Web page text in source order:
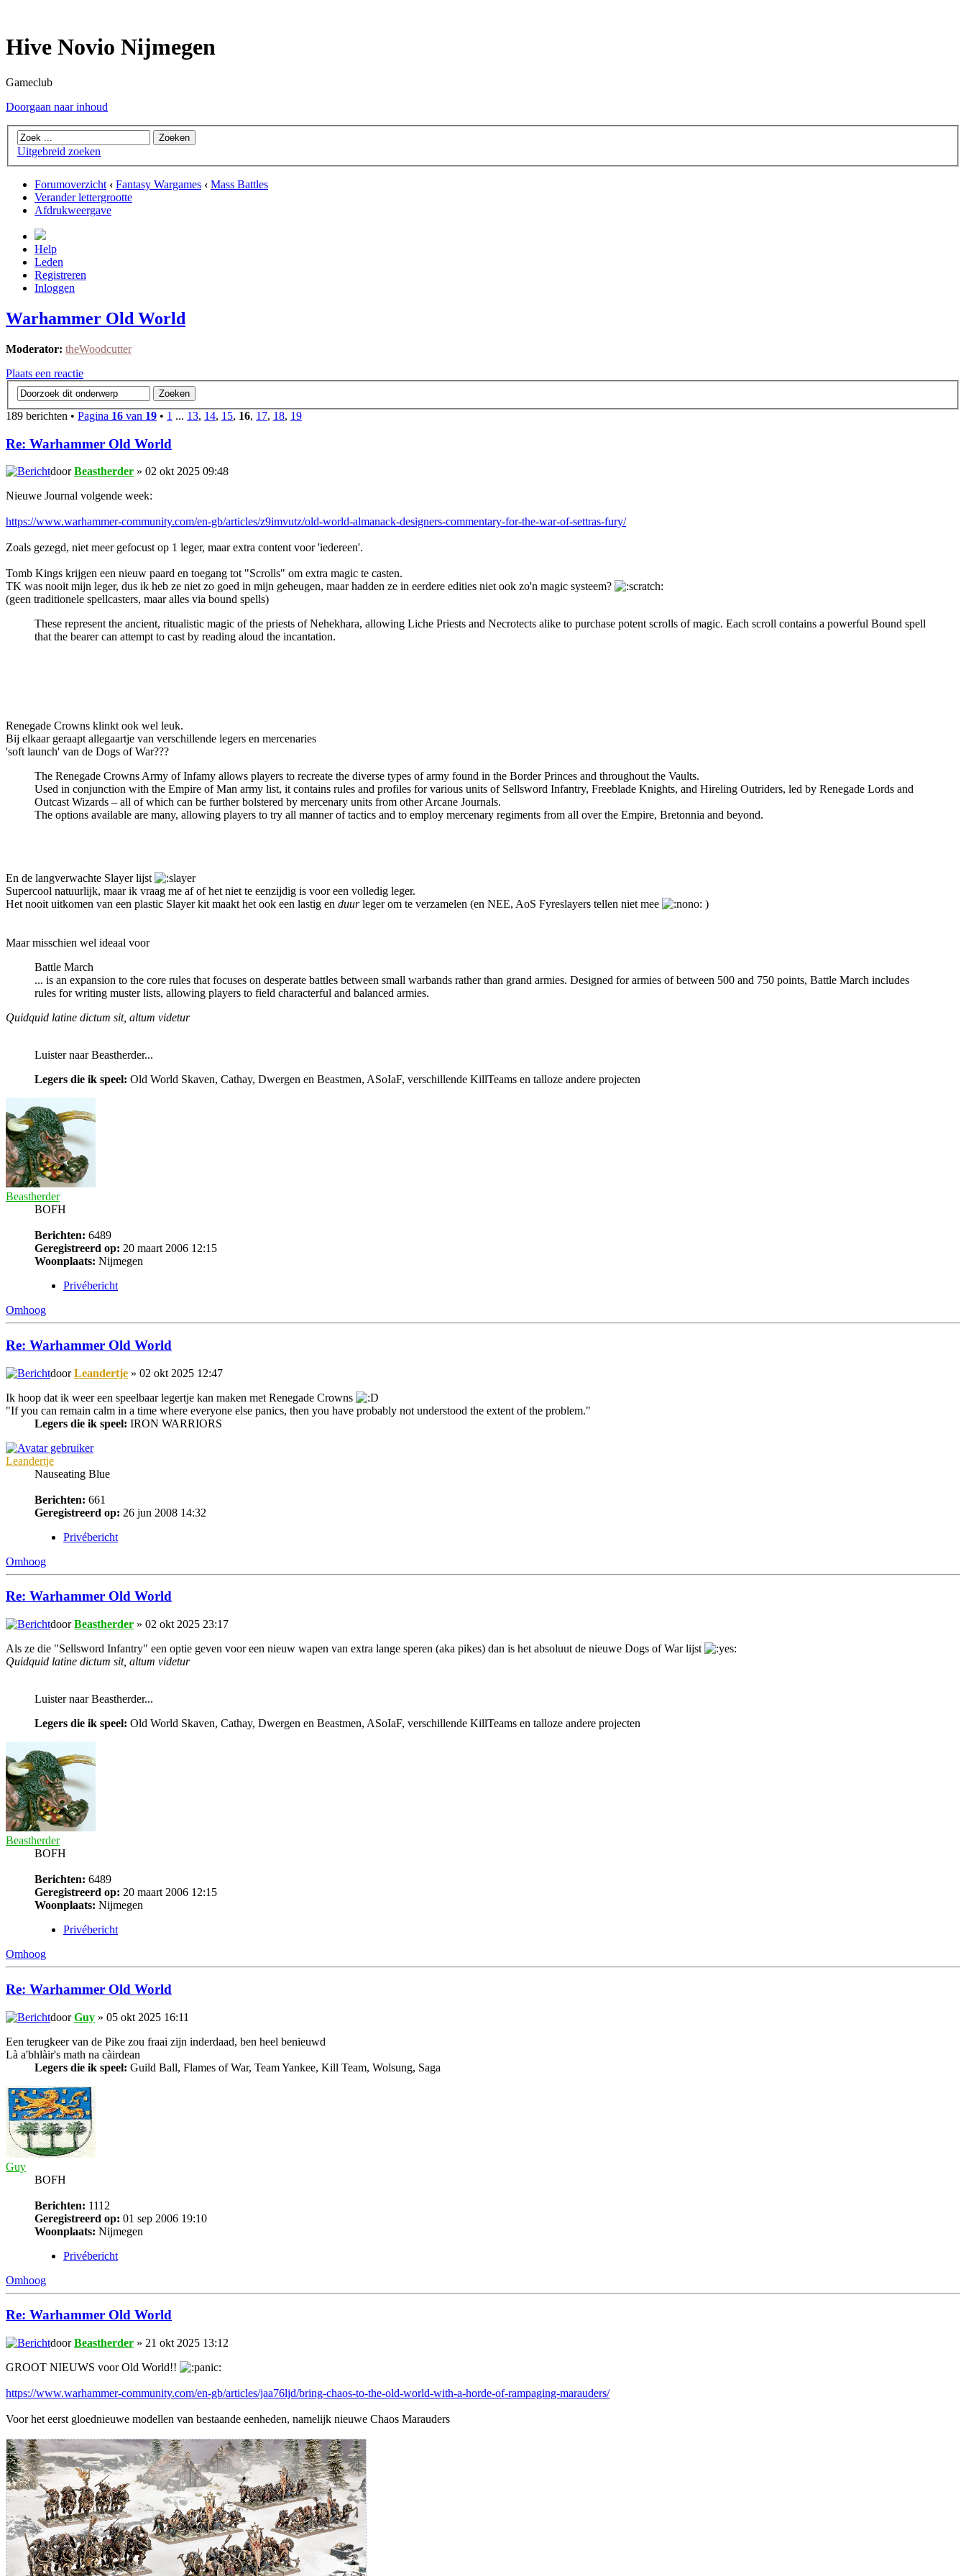
Hive Novio Nijmegen
Gameclub
Doorgaan naar inhoud
Uitgebreid zoeken
Forumoverzicht ‹ Fantasy Wargames ‹ Mass Battles
Verander lettergrootte
Afdrukweergave
Help
Leden
Registreren
Inloggen
Warhammer Old World
Moderator: theWoodcutter
Plaats een reactie
189 berichten • Pagina 16 van 19 • 1 ... 13, 14, 15, 16, 17, 18, 19
Re: Warhammer Old World
doorBeastherder » 02 okt 2025 09:48
Nieuwe Journal volgende week:
https://www.warhammer-community.com/en-gb/articles/z9imvutz/old-world-almanack-designers-commentary-for-the-war-of-settras-fury/
Zoals gezegd, niet meer gefocust op 1 leger, maar extra content voor 'iedereen'.
Tomb Kings krijgen een nieuw paard en toegang tot "Scrolls" om extra magic te casten.
TK was nooit mijn leger, dus ik heb ze niet zo goed in mijn geheugen, maar hadden ze in eerdere edities niet ook zo'n magic systeem?
(geen traditionele spellcasters, maar alles via bound spells)
These represent the ancient, ritualistic magic of the priests of Nehekhara, allowing Liche Priests and Necrotects alike to purchase potent scrolls of magic. Each scroll contains a powerful Bound spell
that the bearer can attempt to cast by reading aloud the incantation.
Renegade Crowns klinkt ook wel leuk.
Bij elkaar geraapt allegaartje van verschillende legers en mercenaries
'soft launch' van de Dogs of War???
The Renegade Crowns Army of Infamy allows players to recreate the diverse types of army found in the Border Princes and throughout the Vaults.
Used in conjunction with the Empire of Man army list, it contains rules and profiles for various units of Sellsword Infantry, Freeblade Knights, and Hireling Outriders, led by Renegade Lords and
Outcast Wizards – all of which can be further bolstered by mercenary units from other Arcane Journals.
The options available are many, allowing players to try all manner of tactics and to employ mercenary regiments from all over the Empire, Bretonnia and beyond.
En de langverwachte Slayer lijst
Supercool natuurlijk, maar ik vraag me af of het niet te eenzijdig is voor een volledig leger.
Het nooit uitkomen van een plastic Slayer kit maakt het ook een lastig en duurleger om te verzamelen (en NEE, AoS Fyreslayers tellen niet mee )
Maar misschien wel ideaal voor
Battle March
... is an expansion to the core rules that focuses on desperate battles between small warbands rather than grand armies. Designed for armies of between 500 and 750 points, Battle March includes
rules for writing muster lists, allowing players to field characterful and balanced armies.
Quidquid latine dictum sit, altum videtur
Luister naar Beastherder...
Legers die ik speel: Old World Skaven, Cathay, Dwergen en Beastmen, ASoIaF, verschillende KillTeams en talloze andere projecten
Beastherder
BOFH
Berichten: 6489
Geregistreerd op: 20 maart 2006 12:15
Woonplaats: Nijmegen
Privébericht
Omhoog
Re: Warhammer Old World
doorLeandertje » 02 okt 2025 12:47
Ik hoop dat ik weer een speelbaar legertje kan maken met Renegade Crowns
"If you can remain calm in a time where everyone else panics, then you have probably not understood the extent of the problem."
Legers die ik speel: IRON WARRIORS
Leandertje
Nauseating Blue
Berichten: 661
Geregistreerd op: 26 jun 2008 14:32
Privébericht
Omhoog
Re: Warhammer Old World
doorBeastherder » 02 okt 2025 23:17
Als ze die "Sellsword Infantry" een optie geven voor een nieuw wapen van extra lange speren (aka pikes) dan is het absoluut de nieuwe Dogs of War lijst
Quidquid latine dictum sit, altum videtur
Luister naar Beastherder...
Legers die ik speel: Old World Skaven, Cathay, Dwergen en Beastmen, ASoIaF, verschillende KillTeams en talloze andere projecten
Beastherder
BOFH
Berichten: 6489
Geregistreerd op: 20 maart 2006 12:15
Woonplaats: Nijmegen
Privébericht
Omhoog
Re: Warhammer Old World
doorGuy » 05 okt 2025 16:11
Een terugkeer van de Pike zou fraai zijn inderdaad, ben heel benieuwd
Là a'bhlàir's math na càirdean
Legers die ik speel: Guild Ball, Flames of War, Team Yankee, Kill Team, Wolsung, Saga
Guy
BOFH
Berichten: 1112
Geregistreerd op: 01 sep 2006 19:10
Woonplaats: Nijmegen
Privébericht
Omhoog
Re: Warhammer Old World
doorBeastherder » 21 okt 2025 13:12
GROOT NIEUWS voor Old World!!
https://www.warhammer-community.com/en-gb/articles/jaa76ljd/bring-chaos-to-the-old-world-with-a-horde-of-rampaging-marauders/
Voor het eerst gloednieuwe modellen van bestaande eenheden, namelijk nieuwe Chaos Marauders